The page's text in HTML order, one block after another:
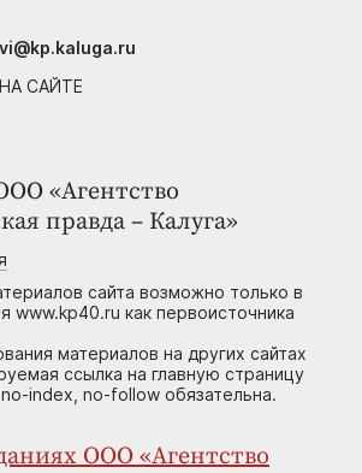
«Агентство
правда – Калуга»
сайта возможно только в
www.kp40.ru как первоисточника
материалов на других сайтах
ссылка на главную страницу
index, no-follow обязательна.
ООО «Агентство
САЙТЕ